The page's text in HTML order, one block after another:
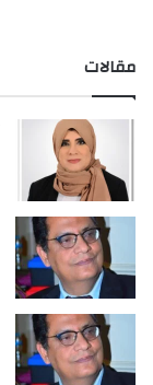
مقالات